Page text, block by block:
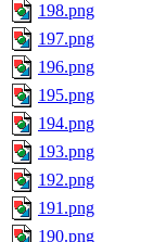
198.png
197.png
196.png
195.png
194.png
193.png
192.png
191.png
190.png